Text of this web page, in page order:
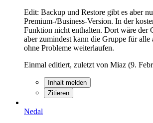
Edit: Backup und Restore gibt es aber
Premium-/Business-Version. In der
Funktion nicht enthalten. Dort wäre der
aber zumindest kann die Gruppe für
ohne Probleme weiterlaufen.
Einmal editiert, zuletzt von Miaz (9.
Inhalt melden
Zitieren
Nedal